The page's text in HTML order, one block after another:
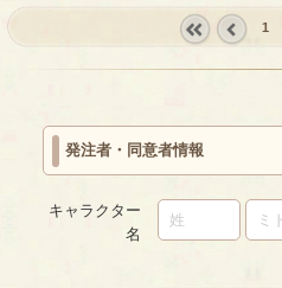
prev
1
発注者・同意者情報
キャラクター
名